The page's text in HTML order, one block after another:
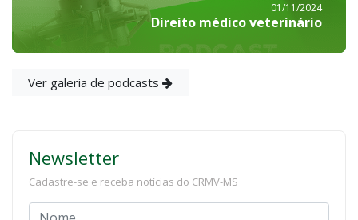
01/11/2024
Direito médico veterinário
Ver galeria de podcasts
Newsletter
Cadastre-se e receba notícias do CRMV-MS